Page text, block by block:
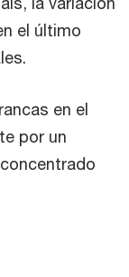
el último
en el
por un